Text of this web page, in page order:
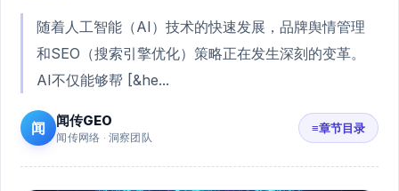
随着人工智能（AI）技术的快速发展，品牌舆情管理
和SEO（搜索引擎优化）策略正在发生深刻的变革。
AI不仅能够帮 [&he...
闻 闻传GEO
闻传网络 · 洞察团队
≡章节目录